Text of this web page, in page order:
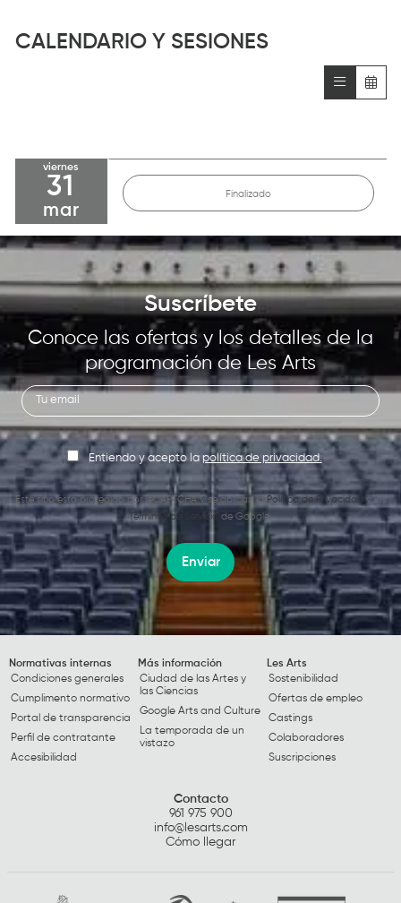
CALENDARIO Y SESIONES
viernes
31
mar
Finalizado
Suscríbete
Conoce las ofertas y los detalles de la
programación de Les Arts
Entiendo y acepto la política de privacidad.
Este sitio está protegido por reCAPTCHA y se aplican la Política de Privacidad
y los
Términos de Servicio de Google.
Enviar
Normativas internas
Condiciones generales
Cumplimento normativo
Portal de transparencia
Perfil de contratante
Accesibilidad
Más información
Ciudad de las Artes y
las Ciencias
Google Arts and Culture
La temporada de un
vistazo
Les Arts
Sostenibilidad
Ofertas de empleo
Castings
Colaboradores
Suscripciones
Contacto
961 975 900
info@lesarts.com
Cómo llegar